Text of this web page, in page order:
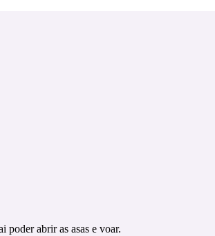
poder abrir as asas e voar.